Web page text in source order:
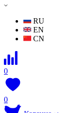
RU
EN
CN
0
0